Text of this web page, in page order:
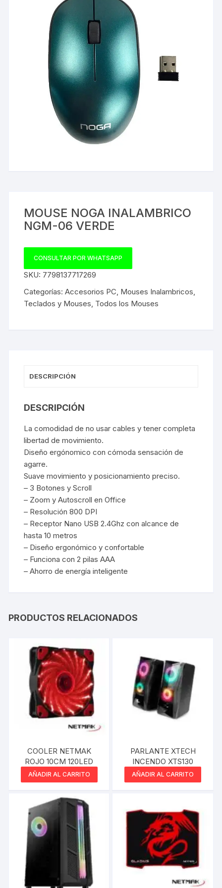
MOUSE NOGA INALAMBRICO
NGM-06 VERDE
CONSULTAR POR WHATSAPP
SKU: 7798137717269
Categorías:Accesorios PC Mouses Inalambricos
Teclados y Mouses Todos los Mouses
DESCRIPCIÓN
DESCRIPCIÓN
La comodidad de no usar cables y tener completa
libertad de movimiento.
Diseño ergónomico con cómoda sensación de
agarre.
Suave movimiento y posicionamiento preciso.
– 3 Botones y Scroll
– Zoom y Autoscroll en Office
– Resolución 800 DPI
– Receptor Nano USB 2.4Ghz con alcance de
hasta 10 metros
– Diseño ergonómico y confortable
– Funciona con 2 pilas AAA
– Ahorro de energía inteligente
PRODUCTOS RELACIONADOS
COOLER NETMAK
ROJO 10CM 120LED
AÑADIR AL CARRITO
PARLANTE XTECH
INCENDO XTS130
AÑADIR AL CARRITO